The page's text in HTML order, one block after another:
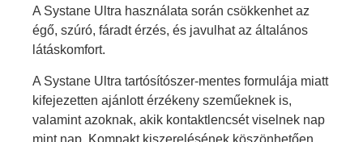
A Systane Ultra használata során csökkenhet az
égő, szúró, fáradt érzés, és javulhat az általános
látáskomfort.
A Systane Ultra tartósítószer-mentes formulája miatt
kifejezetten ajánlott érzékeny szeműeknek is,
valamint azoknak, akik kontaktlencsét viselnek nap
mint nap. Kompakt kiszerelésének köszönhetően